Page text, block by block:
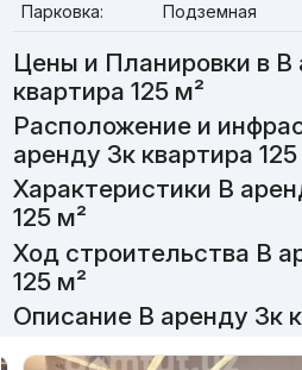
Парковка:
Подземная
Цены и Планировки в В
квартира 125 м²
Расположение и
аренду 3к квартира
Характеристики В
125 м²
Ход строительства В
125 м²
Описание В аренду 3к